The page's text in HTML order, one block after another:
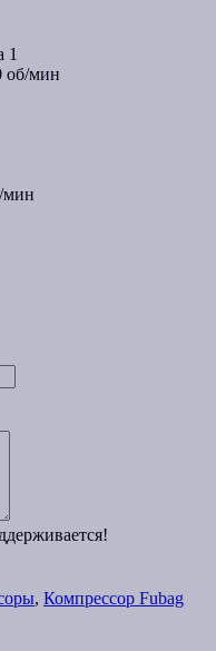
1
об/мин
мин
, Компрессор Fubag